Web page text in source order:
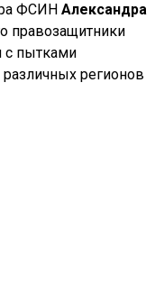
ФСИН Александра
правозащитники
с пытками
регионов